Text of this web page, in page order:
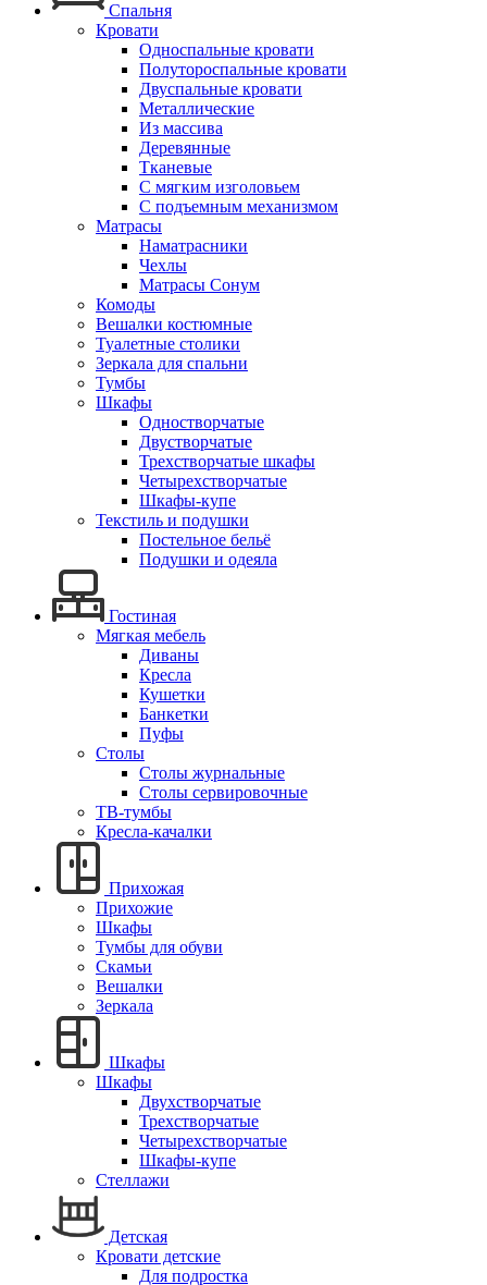
Спальня
Кровати
Односпальные кровати
Полутороспальные кровати
Двуспальные кровати
Металлические
Из массива
Деревянные
Тканевые
С мягким изголовьем
С подъемным механизмом
Матрасы
Наматрасники
Чехлы
Матрасы Сонум
Комоды
Вешалки костюмные
Туалетные столики
Зеркала для спальни
Тумбы
Шкафы
Одностворчатые
Двустворчатые
Трехстворчатые шкафы
Четырехстворчатые
Шкафы-купе
Текстиль и подушки
Постельное бельё
Подушки и одеяла
Гостиная
Мягкая мебель
Диваны
Кресла
Кушетки
Банкетки
Пуфы
Столы
Столы журнальные
Столы сервировочные
ТВ-тумбы
Кресла-качалки
Прихожая
Прихожие
Шкафы
Тумбы для обуви
Скамьи
Вешалки
Зеркала
Шкафы
Шкафы
Двухстворчатые
Трехстворчатые
Четырехстворчатые
Шкафы-купе
Стеллажи
Детская
Кровати детские
Для подростка